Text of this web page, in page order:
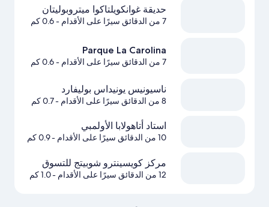
حديقة غوانكويلتاكوا ميتروبوليتان
7 من الدقائق سيرًا على الأقدام - 0.6 كم
Parque La Carolina
7 من الدقائق سيرًا على الأقدام - 0.6 كم
ناسيونيس يونيداس بوليفارد
8 من الدقائق سيرًا على الأقدام - 0.7 كم
استاد أتاهولابا الأولمبي
10 من الدقائق سيرًا على الأقدام - 0.9 كم
مركز كويسينترو شوبيتج للتسوق
12 من الدقائق سيرًا على الأقدام - 1.0 كم